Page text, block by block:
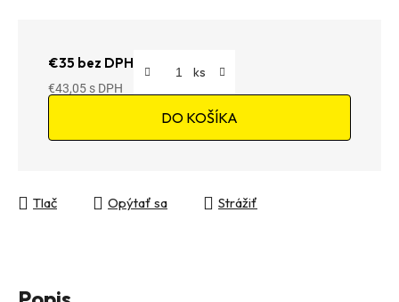
€35 bez DPH
€43,05
DO KOŠÍKA
Tlač Opýtať sa Strážiť